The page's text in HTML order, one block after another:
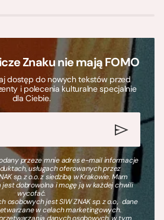
Znaku nie mają FOMO
dostęp do nowych tekstów przed
i polecenia kulturalne specjalnie
dla Ciebie.
przeze mnie adres e-mail informacje
usługach oferowanych przez
sp. z o.o. z siedzibą w Krakowie. Mam
jest dobrowolna i mogę ją w każdej chwili
wycofać.
jest SIW ZNAK sp. z o.o., dane
w celach marketingowych.